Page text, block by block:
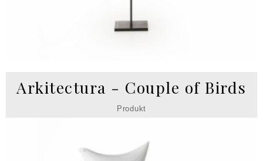
Arkitectura - Couple of Birds
Produkt